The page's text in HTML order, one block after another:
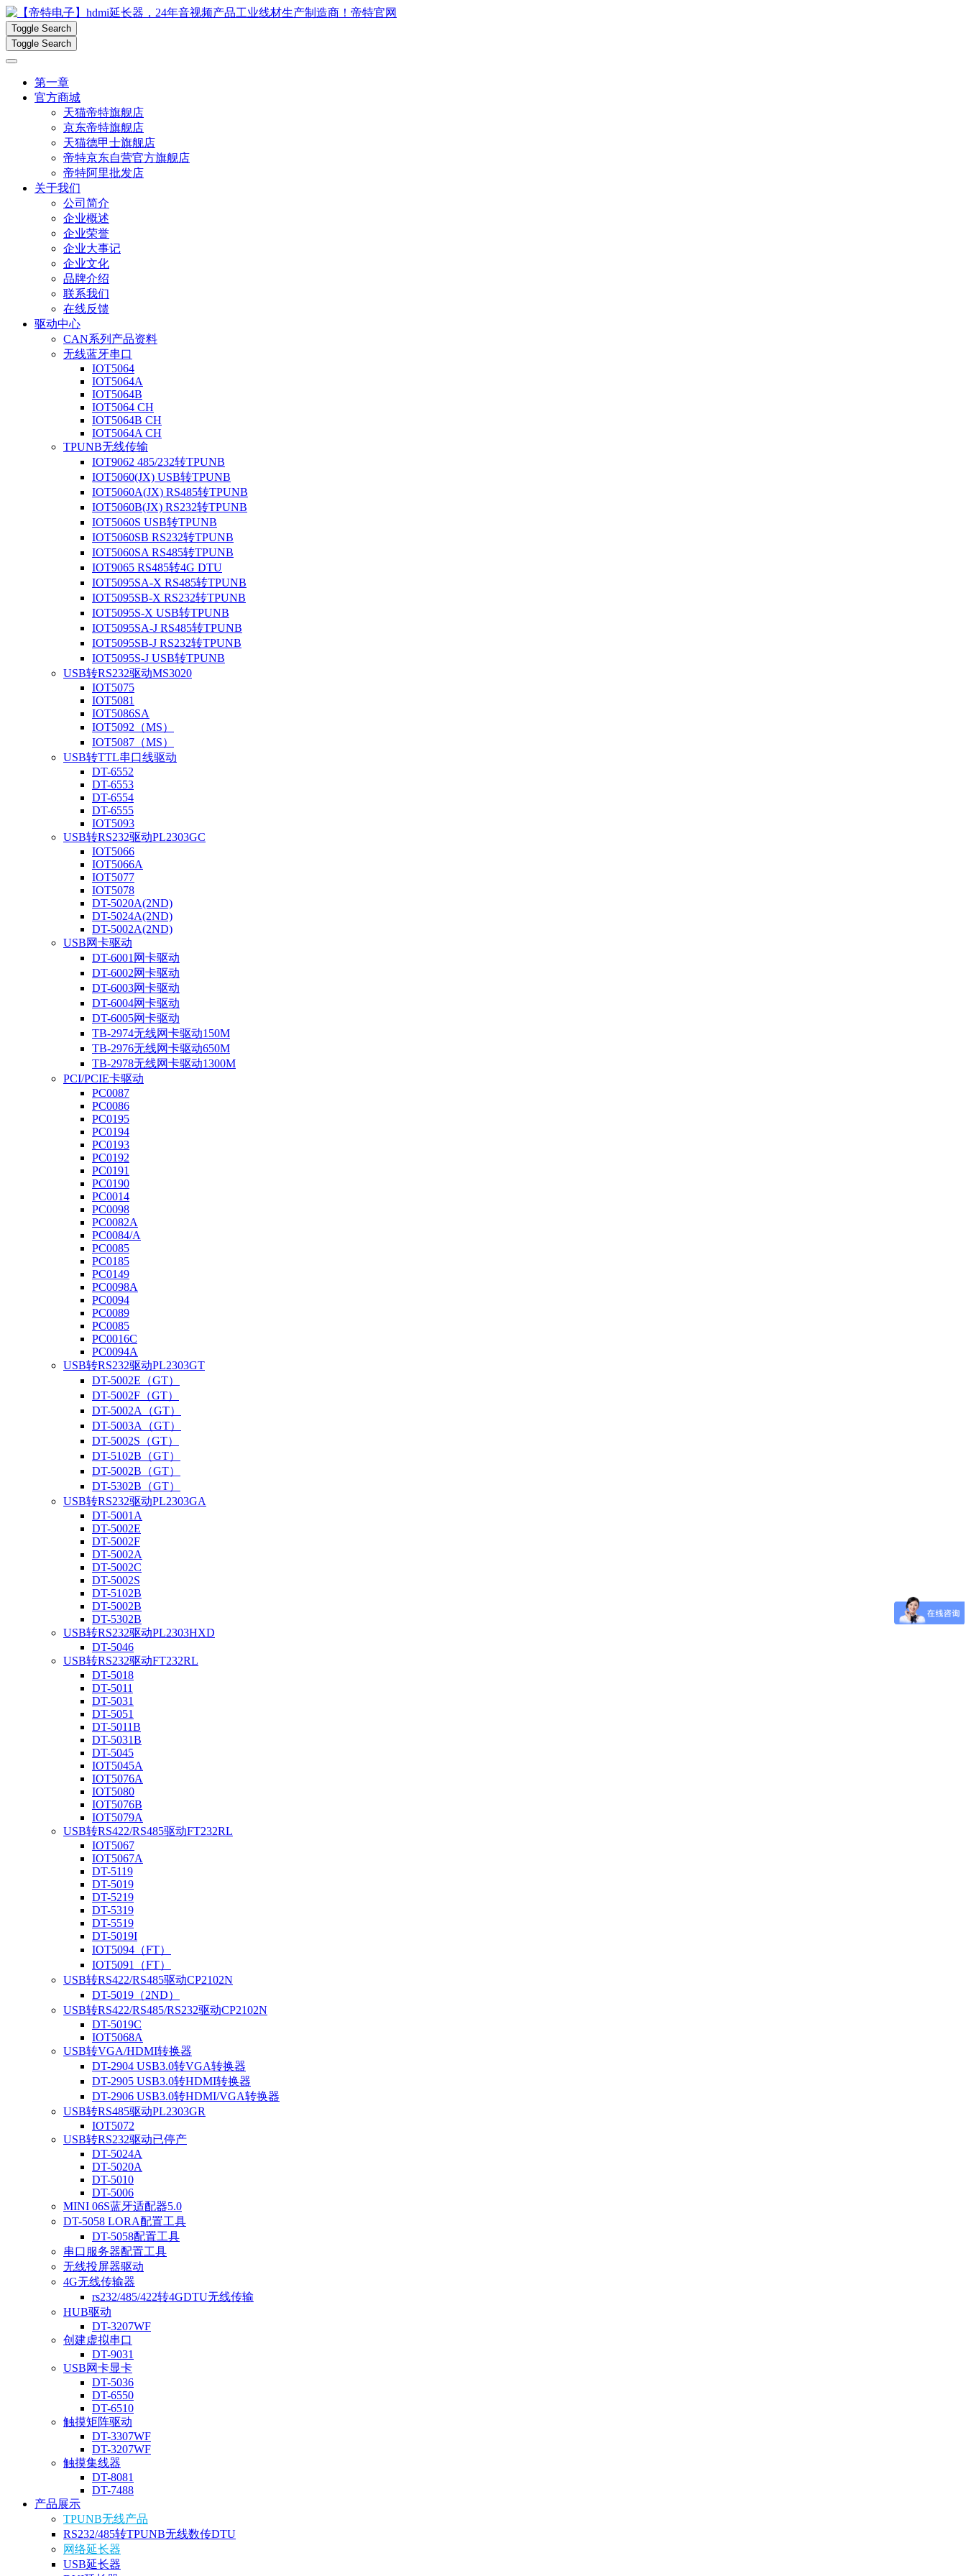
Toggle Search
Toggle Search
第一章
官方商城
天猫帝特旗舰店
京东帝特旗舰店
天猫德甲士旗舰店
帝特京东自营官方旗舰店
帝特阿里批发店
关于我们
公司简介
企业概述
企业荣誉
企业大事记
企业文化
品牌介绍
联系我们
在线反馈
驱动中心
CAN系列产品资料
无线蓝牙串口
IOT5064
IOT5064A
IOT5064B
IOT5064 CH
IOT5064B CH
IOT5064A CH
TPUNB无线传输
IOT9062 485/232转TPUNB
IOT5060(JX) USB转TPUNB
IOT5060A(JX) RS485转TPUNB
IOT5060B(JX) RS232转TPUNB
IOT5060S USB转TPUNB
IOT5060SB RS232转TPUNB
IOT5060SA RS485转TPUNB
IOT9065 RS485转4G DTU
IOT5095SA-X RS485转TPUNB
IOT5095SB-X RS232转TPUNB
IOT5095S-X USB转TPUNB
IOT5095SA-J RS485转TPUNB
IOT5095SB-J RS232转TPUNB
IOT5095S-J USB转TPUNB
USB转RS232驱动MS3020
IOT5075
IOT5081
IOT5086SA
IOT5092（MS）
IOT5087（MS）
USB转TTL串口线驱动
DT-6552
DT-6553
DT-6554
DT-6555
IOT5093
USB转RS232驱动PL2303GC
IOT5066
IOT5066A
IOT5077
IOT5078
DT-5020A(2ND)
DT-5024A(2ND)
DT-5002A(2ND)
USB网卡驱动
DT-6001网卡驱动
DT-6002网卡驱动
DT-6003网卡驱动
DT-6004网卡驱动
DT-6005网卡驱动
TB-2974无线网卡驱动150M
TB-2976无线网卡驱动650M
TB-2978无线网卡驱动1300M
PCI/PCIE卡驱动
PC0087
PC0086
PC0195
PC0194
PC0193
PC0192
PC0191
PC0190
PC0014
PC0098
PC0082A
PC0084/A
PC0085
PC0185
PC0149
PC0098A
PC0094
PC0089
PC0085
PC0016C
PC0094A
USB转RS232驱动PL2303GT
DT-5002E（GT）
DT-5002F（GT）
DT-5002A（GT）
DT-5003A（GT）
DT-5002S（GT）
DT-5102B（GT）
DT-5002B（GT）
DT-5302B（GT）
USB转RS232驱动PL2303GA
DT-5001A
DT-5002E
DT-5002F
DT-5002A
DT-5002C
DT-5002S
DT-5102B
DT-5002B
DT-5302B
USB转RS232驱动PL2303HXD
DT-5046
USB转RS232驱动FT232RL
DT-5018
DT-5011
DT-5031
DT-5051
DT-5011B
DT-5031B
DT-5045
IOT5045A
IOT5076A
IOT5080
IOT5076B
IOT5079A
USB转RS422/RS485驱动FT232RL
IOT5067
IOT5067A
DT-5119
DT-5019
DT-5219
DT-5319
DT-5519
DT-5019I
IOT5094（FT）
IOT5091（FT）
USB转RS422/RS485驱动CP2102N
DT-5019（2ND）
USB转RS422/RS485/RS232驱动CP2102N
DT-5019C
IOT5068A
USB转VGA/HDMI转换器
DT-2904 USB3.0转VGA转换器
DT-2905 USB3.0转HDMI转换器
DT-2906 USB3.0转HDMI/VGA转换器
USB转RS485驱动PL2303GR
IOT5072
USB转RS232驱动已停产
DT-5024A
DT-5020A
DT-5010
DT-5006
MINI 06S蓝牙适配器5.0
DT-5058 LORA配置工具
DT-5058配置工具
串口服务器配置工具
无线投屏器驱动
4G无线传输器
rs232/485/422转4GDTU无线传输
HUB驱动
DT-3207WF
创建虚拟串口
DT-9031
USB网卡显卡
DT-5036
DT-6550
DT-6510
触摸矩阵驱动
DT-3307WF
DT-3207WF
触摸集线器
DT-8081
DT-7488
产品展示
TPUNB无线产品
RS232/485转TPUNB无线数传DTU
网络延长器
USB延长器